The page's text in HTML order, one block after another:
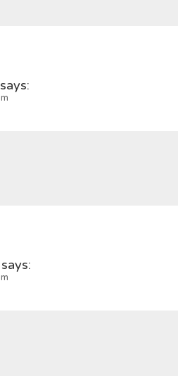
says:
says: